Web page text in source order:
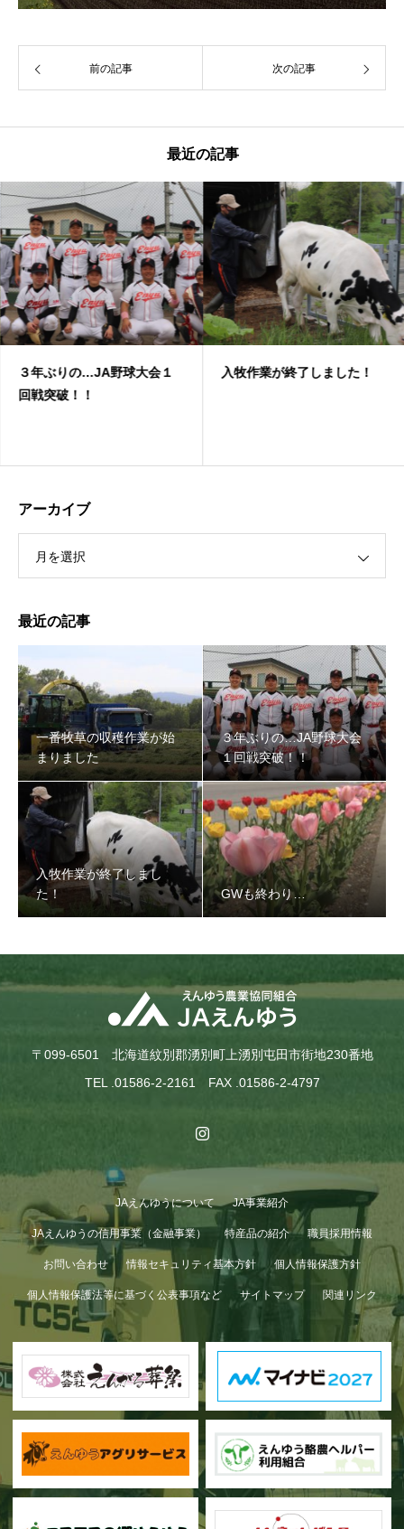
前の記事 次の記事
最近の記事
３年ぶりの…JA野球大会１
回戦突破！！
入牧作業が終了しました！
アーカイブ
月を選択
最近の記事
一番牧草の収穫作業が始
まりました
３年ぶりの…JA野球大会
１回戦突破！！
入牧作業が終了しまし
た！
GWも終わり…
〒099-6501 北海道紋別郡湧別町上湧別屯田市街地230番地
TEL .01586-2-2161 FAX .01586-2-4797
JAえんゆうについて JA事業紹介
JAえんゆうの信用事業（金融事業） 特産品の紹介 職員採用情報
お問い合わせ 情報セキュリティ基本方針 個人情報保護方針
個人情報保護法等に基づく公表事項など サイトマップ 関連リンク